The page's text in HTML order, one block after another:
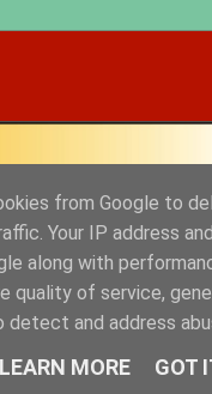
from Google to
Your IP address
along with
quality of service,
and address
LEARN MORE GOT